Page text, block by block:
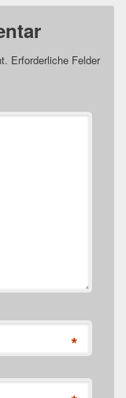
Erforderliche Felder
*